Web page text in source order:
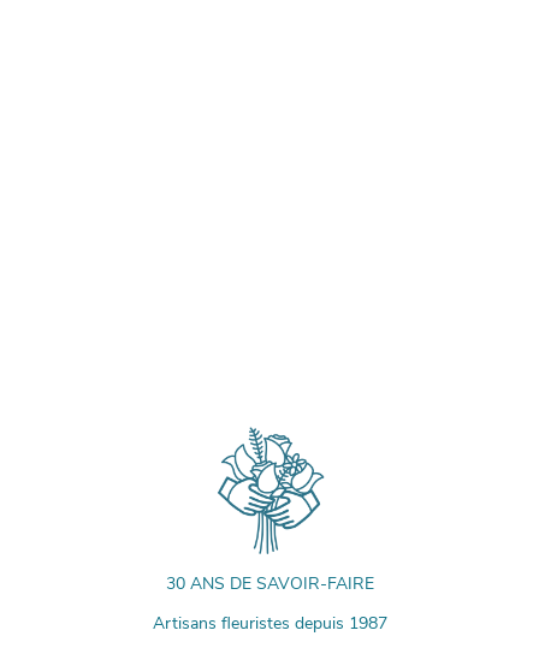
30 ANS DE SAVOIR-FAIRE
Artisans fleuristes depuis 1987